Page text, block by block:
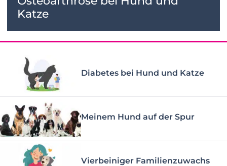
Katze
Diabetes bei Hund und Katze
Meinem Hund auf der Spur
Vierbeiniger Familienzuwachs